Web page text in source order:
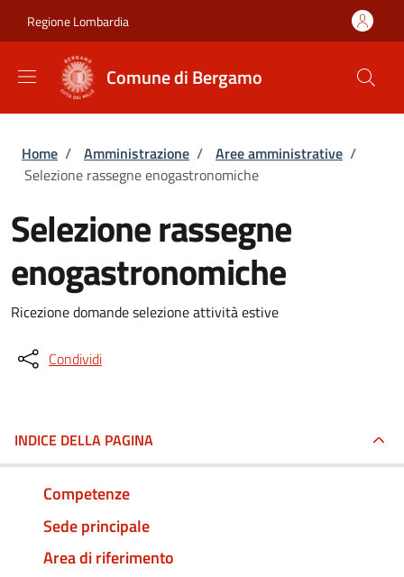
Regione Lombardia
Comune di Bergamo
Briciole di pane
Home / Amministrazione / Aree amministrative /
Selezione rassegne enogastronomiche
Selezione rassegne
enogastronomiche
Ricezione domande selezione attività estive
Condividi
INDICE DELLA PAGINA
Competenze
Sede principale
Area di riferimento